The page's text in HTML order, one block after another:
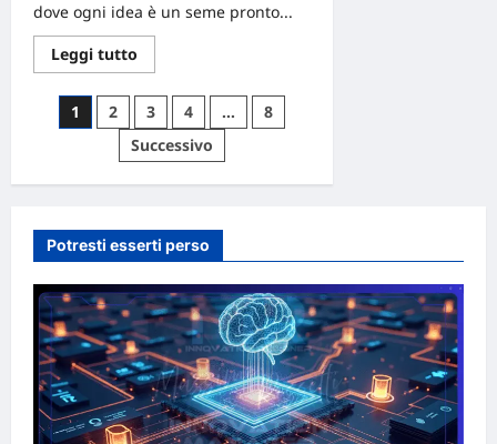
dove ogni idea è un seme pronto...
Leggi tutto
di
su
Passaggi
Per
Presentare
Convince
Il
A
Investire
In
Innovazione
Paginazione
articoli
1 2 3 4 …
8
Successivo
Potresti esserti perso